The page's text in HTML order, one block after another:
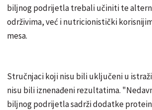
biljnog podrijetla trebali učiniti te
održivima, već i nutricionistički
mesa.
Stručnjaci koji nisu bili uključeni u
nisu bili iznenađeni rezultatima.
biljnog podrijetla sadrži dodatke